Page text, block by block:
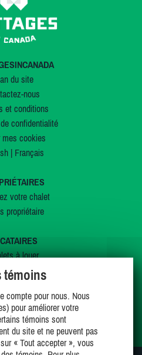
du site
nous
et conditions
confidentialité
mes cookies
| Français
votre chalet
propriétaire
à louer
à vendre
spéciales
favoris
témoins
compte pour nous. Nous
pour améliorer votre
témoins sont
du site et ne peuvent pas
« Tout accepter », vous